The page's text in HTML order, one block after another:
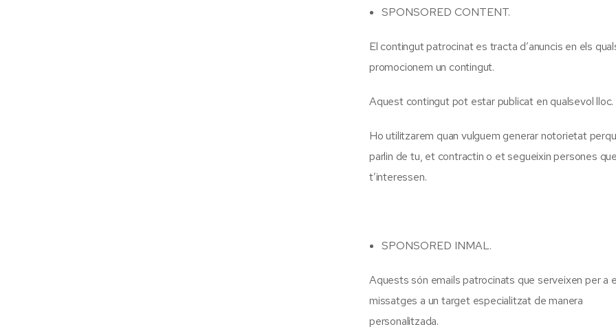
SPONSORED CONTENT.
El contingut patrocinat es tracta d’anuncis en els
promocionem un contingut.
Aquest contingut pot estar publicat en qualsevol lloc.
Ho utilitzarem quan vulguem generar notorietat
parlin de tu, et contractin o et segueixin persones
t’interessen.
SPONSORED INMAL.
Aquests són emails patrocinats que serveixen per a
missatges a un target especialitzat de manera
personalitzada.